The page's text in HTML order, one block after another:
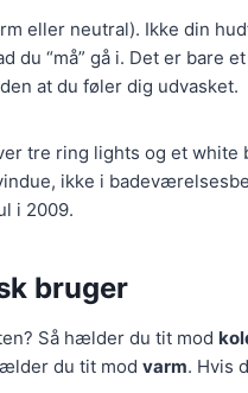
eller neutral). Ikke din
du “må” gå i. Det er bare
at du føler dig udvasket.
tre ring lights og et white
ikke i
i 2009.
bruger
Så hælder du tit mod
du tit mod varm. Hvis